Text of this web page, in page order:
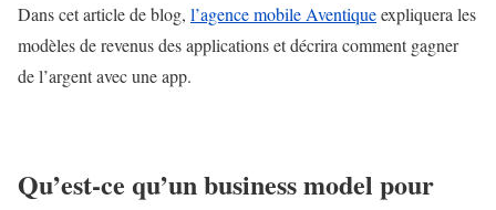
Dans cet article de blog, l’agence mobile Aventiqueexpliquera les
modèles de revenus des applications et décrira comment gagner
de l’argent avec une app.
Qu’est-ce qu’un business model pour